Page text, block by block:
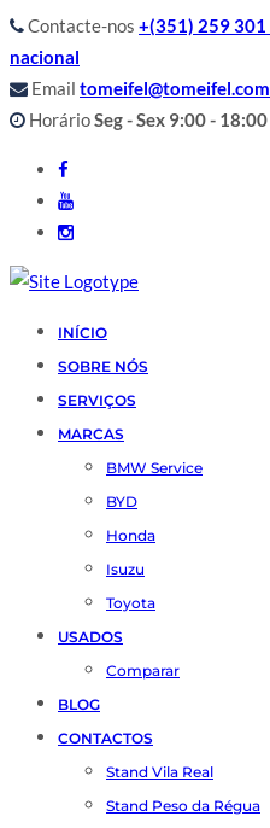
Contacte-nos +(351) 259 301
nacional
Email tomeifel@tomeifel.com
HorárioSeg - Sex 9:00 -
INÍCIO
SOBRE NÓS
SERVIÇOS
MARCAS
BMW Service
BYD
Honda
Isuzu
Toyota
USADOS
Comparar
BLOG
CONTACTOS
Stand Vila Real
Stand Peso da Régua